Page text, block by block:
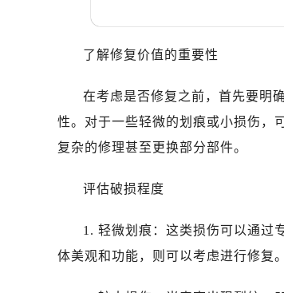
合肥市蜀山区潜山路
泉州市丰泽区宝洲路
青岛市南区山东路6号
长春市朝阳区西安大路
贵阳市南明区都司高架
昆明市盘龙区北京路
西安市碑林区南关正街
唐山市路南区新华东道
台州市椒江区东海大道
了解修复价值的重要性
在考虑是否修复之前，首先要明
性。对于一些轻微的划痕或小损伤，
复杂的修理甚至更换部分部件。
评估破损程度
1. 轻微划痕：这类损伤可以通过
体美观和功能，则可以考虑进行修复。